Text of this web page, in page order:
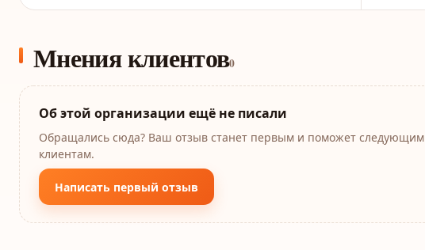
Мнения клиентов0
Об этой организации ещё не писали
Обращались сюда? Ваш отзыв станет первым и поможет следующим
клиентам.
Написать первый отзыв